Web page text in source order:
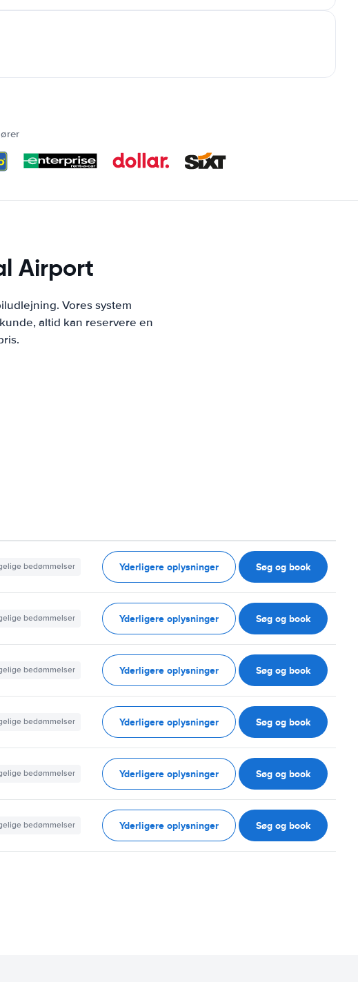
Airport
Vores system
altid kan reservere en
bedømmelser Yderligere oplysninger Søg og book
bedømmelser Yderligere oplysninger Søg og book
bedømmelser Yderligere oplysninger Søg og book
bedømmelser Yderligere oplysninger Søg og book
bedømmelser Yderligere oplysninger Søg og book
bedømmelser Yderligere oplysninger Søg og book